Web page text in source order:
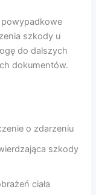
powypadkowe
szkody u
do dalszych
dokumentów.
o zdarzeniu
szkody
ciała